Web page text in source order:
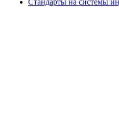
Стандарты на системы